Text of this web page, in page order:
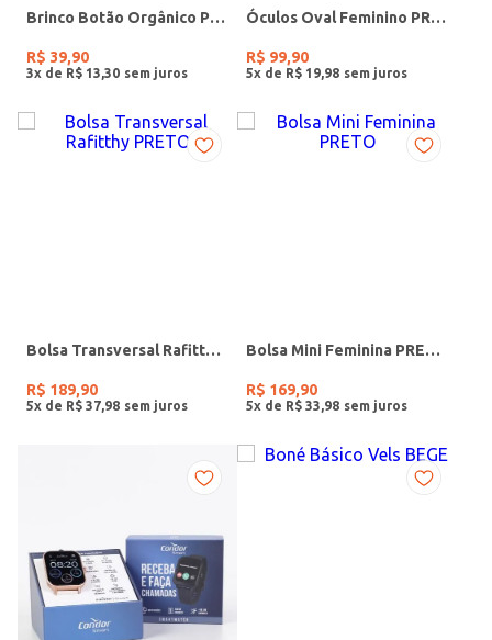
Brinco Botão Orgânico PRATA
R$ 39,90
3x de R$ 13 30
Óculos Oval Feminino PRETO
R$ 99,90
5x de R$ 19 98
Bolsa Transversal Rafitthy PRETO
R$ 189,90
5x de R$ 37 98
Bolsa Mini Feminina PRETO
R$ 169,90
5x de R$ 33 98